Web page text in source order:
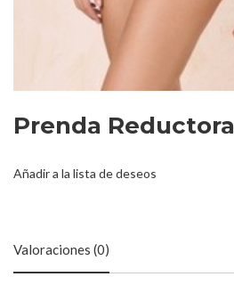
Prenda Reductora
Añadir a la lista de deseos
Valoraciones (0)